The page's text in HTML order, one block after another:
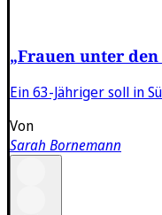
„Frauen unter
Ein 63-Jähriger soll in
Von
Sarah Bornemann